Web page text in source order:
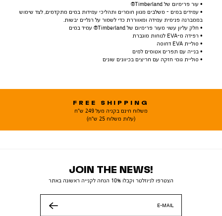
• עור פרימיום של Timberland®
• עמידים במים - משלבים מגוון חומרים ותהליכי עמידות במים מתקדמים, לצד שימוש
בממברנה פנימית עמידה ומאווררת כדי לשמור על רגליים יבשות.
• חלק עליון עשוי מעור פרימיום של Timberland® עמיד במים
• רפידה מ-EVA לנוחות מוגברת
• סוליית EVA דחוסה
• בנייה עם תפרים אטומים למים
• סוליית גומי חזקה עם חריצים בכיוונים שונים
FREE SHIPPING
משלוח חינם בקניה מעל 249 ש"ח
(עלות משלוח 25 ש"ח)
JOIN THE NEWS!
הצטרפו לניוזלטר וקבלו 10% הנחה לקנייה ראשונה באתר
E-MAIL